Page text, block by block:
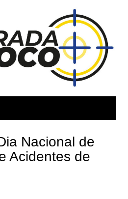
Nacional de
Acidentes de